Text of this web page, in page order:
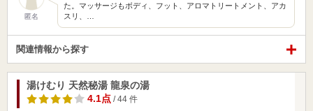
匿名
た。マッサージもボディ、フット、アロマトリートメント、アカ
スリ、…
関連情報から探す
湯けむり 天然秘湯 龍泉の湯
4.1点 / 44 件